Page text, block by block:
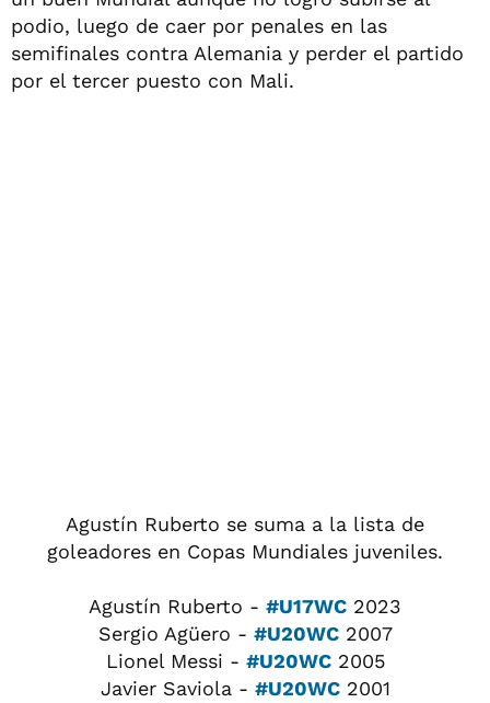
podio, luego de caer por penales en las
semifinales contra Alemania y perder el partido
por el tercer puesto con Mali.
Agustín Ruberto se suma a la lista de
goleadores en Copas Mundiales juveniles.
Agustín Ruberto - #U17WC 2023
Sergio Agüero - #U20WC2007
Lionel Messi - #U20WC2005
Javier Saviola - #U20WC2001